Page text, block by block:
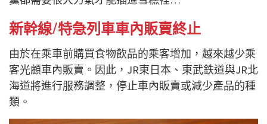
新幹線/特急列車車內販賣終止
由於在乘車前購買食物飲品的乘客增加，越來越少乘
客光顧車內販賣。因此，JR東日本、東武鉄道與JR北
海道將進行服務調整，停止車內販賣或減少產品的種
類。